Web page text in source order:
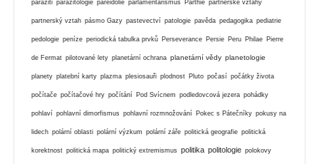
paraziti parazitologie pareidolie parlamentarismus Parthie partnerské vztahy
partnerský vztah pásmo Gazy pastevectví patologie pavěda pedagogika pediatrie
pedologie peníze periodická tabulka prvků Perseverance Persie Peru Philae Pierre
de Fermat pilotované lety planetární ochrana planetární vědy planetologie
planety platební karty plazma plesiosauři plodnost Pluto počasí počátky života
počítače počítačové hry počítání Pod Svícnem podledovcová jezera pohádky
pohlaví pohlavní dimorfismus pohlavní rozmnožování Pokec s Pátečníky pokusy na
lidech polární oblasti polární výzkum polární záře politická geografie politická
korektnost politická mapa politický extremismus politika politologie polokovy